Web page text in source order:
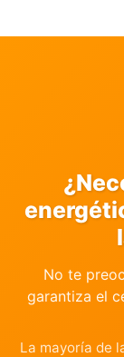
No te
garantiza el
La mayoría de